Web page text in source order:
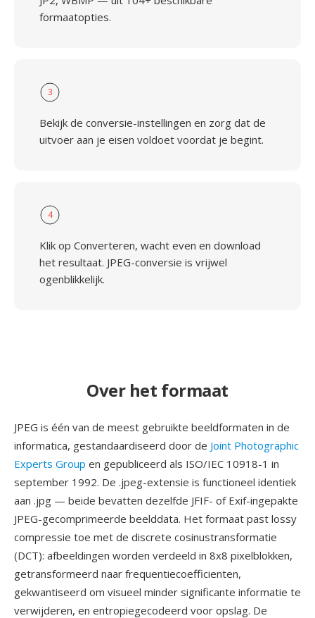
formaatopties.
3
Bekijk de conversie-instellingen en zorg dat de
uitvoer aan je eisen voldoet voordat je begint.
4
Klik op Converteren, wacht even en download
het resultaat. JPEG-conversie is vrijwel
ogenblikkelijk.
Over het formaat
JPEG is één van de meest gebruikte beeldformaten in de
informatica, gestandaardiseerd door de Joint Photographic
Experts Group en gepubliceerd als ISO/IEC 10918-1 in
september 1992. De .jpeg-extensie is functioneel identiek
aan .jpg — beide bevatten dezelfde JFIF- of Exif-ingepakte
JPEG-gecomprimeerde beelddata. Het formaat past lossy
compressie toe met de discrete cosinustransformatie
(DCT): afbeeldingen worden verdeeld in 8x8 pixelblokken,
getransformeerd naar frequentiecoefficienten,
gekwantiseerd om visueel minder significante informatie te
verwijderen, en entropiegecodeerd voor opslag. De